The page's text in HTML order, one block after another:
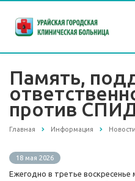
Память,
против
Главная Информация Новости
18 мая 2026
Ежегодно в третье